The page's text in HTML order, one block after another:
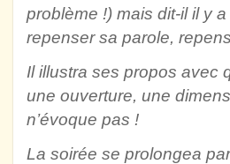
problème !) mais dit-il il y
repenser sa parole,
Il illustra ses propos avec
une ouverture, une
n’évoque pas !
La soirée se prolongea